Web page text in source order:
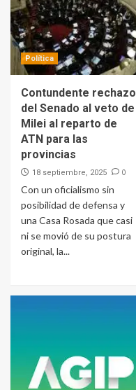
Política
Contundente rechazo
del Senado al veto de
Milei al reparto de
ATN para las
provincias
18 septiembre, 2025 0
Con un oficialismo sin
posibilidad de defensa y
una Casa Rosada que casi
ni se movió de su postura
original, la...